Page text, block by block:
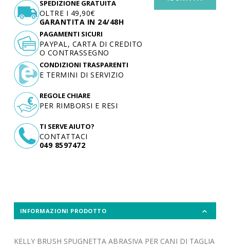
SPEDIZIONE GRATUITA
OLTRE I 49,90€
GARANTITA IN 24/48H
TI SERVE AIUTO?
CONTATTACI
049 8597472
PAGAMENTI SICURI
PAYPAL, CARTA DI CREDITO
O CONTRASSEGNO
CONDIZIONI TRASPARENTI
E TERMINI DI SERVIZIO
REGOLE CHIARE
PER RIMBORSI E RESI
INFORMAZIONI PRODOTTO
KELLY BRUSH SPUGNETTA ABRASIVA PER CANI DI TAGLIA